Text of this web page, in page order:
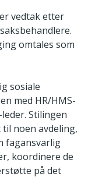
vedtak etter
omtales som
sosiale
med HR/HMS-
Stilingen
noen avdeling,
fagansvarlig
koordinere de
på det